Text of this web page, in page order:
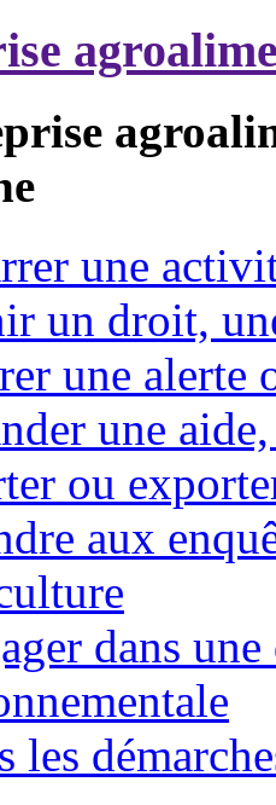
une
un droit,
une alerte
une
ou
aux
dans
les